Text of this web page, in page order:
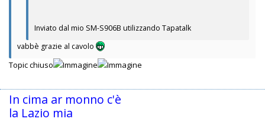
Inviato dal mio SM-S906B utilizzando Tapatalk
vabbè grazie al cavolo
Topic chiuso
In cima ar monno c'è
la Lazio mia